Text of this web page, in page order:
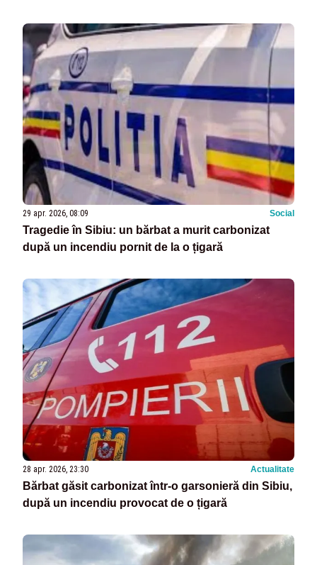
29 apr. 2026, 08:09 Social
Tragedie în Sibiu: un bărbat a murit carbonizat
după un incendiu pornit de la o țigară
28 apr. 2026, 23:30 Actualitate
Bărbat găsit carbonizat într-o garsonieră din Sibiu,
după un incendiu provocat de o țigară